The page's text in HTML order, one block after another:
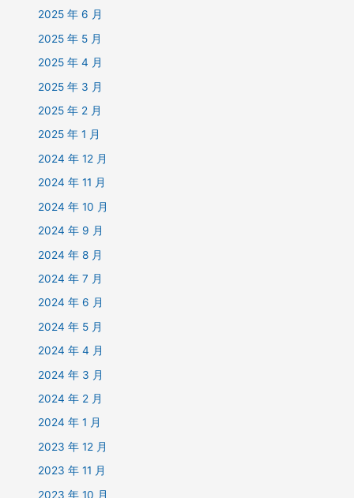
2025 年 6 月
2025 年 5 月
2025 年 4 月
2025 年 3 月
2025 年 2 月
2025 年 1 月
2024 年 12 月
2024 年 11 月
2024 年 10 月
2024 年 9 月
2024 年 8 月
2024 年 7 月
2024 年 6 月
2024 年 5 月
2024 年 4 月
2024 年 3 月
2024 年 2 月
2024 年 1 月
2023 年 12 月
2023 年 11 月
2023 年 10 月